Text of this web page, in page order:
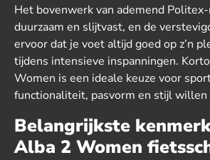
Het bovenwerk van ademend
duurzaam en slijtvast, en de
ervoor dat je voet altijd goed op z’n
tijdens intensieve inspanningen.
Women is een ideale keuze voor
functionaliteit, pasvorm en stijl willen
Belangrijkste
Alba 2 Women